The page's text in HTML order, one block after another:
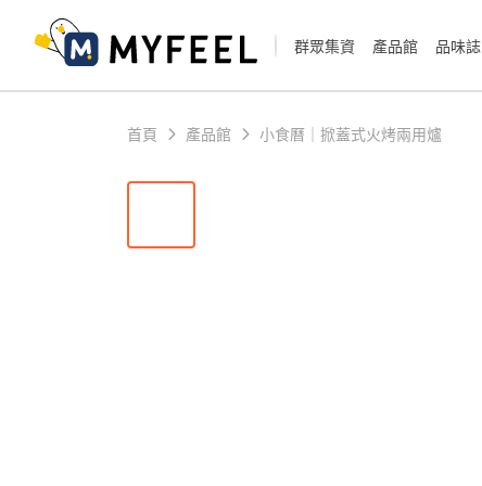
群眾集資 產品館 品味誌
首頁 產品館 小食曆｜掀蓋式火烤兩用爐